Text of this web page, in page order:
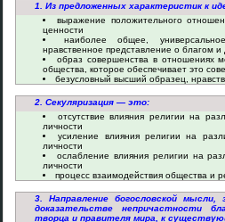
1. Из предложенных характеристик к
выражение положительного
ценности
наиболее общее,
нравственное представление о благом
образ совершенства в отношениях
общества, которое обеспечивает это
безусловный высший образец,
2. Секуляризация — это:
отсутствие влияния религии на
личности
усиление влияния религии на
личности
ослабление влияния религии на
личности
процесс взаимодействия общества и
3. Направление богословской
доказательстве непричастности
творца и правителя мира, к